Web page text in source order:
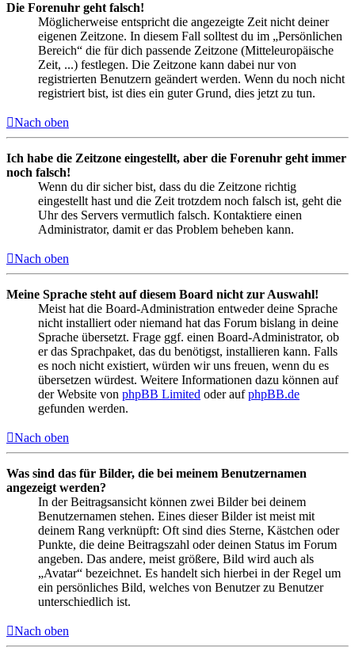
Die Forenuhr geht falsch!
Möglicherweise entspricht die angezeigte Zeit nicht deiner
eigenen Zeitzone. In diesem Fall solltest du im „Persönlichen
Bereich“ die für dich passende Zeitzone (Mitteleuropäische
Zeit, ...) festlegen. Die Zeitzone kann dabei nur von
registrierten Benutzern geändert werden. Wenn du noch nicht
registriert bist, ist dies ein guter Grund, dies jetzt zu tun.
Nach oben
Ich habe die Zeitzone eingestellt, aber die Forenuhr geht immer
noch falsch!
Wenn du dir sicher bist, dass du die Zeitzone richtig
eingestellt hast und die Zeit trotzdem noch falsch ist, geht die
Uhr des Servers vermutlich falsch. Kontaktiere einen
Administrator, damit er das Problem beheben kann.
Nach oben
Meine Sprache steht auf diesem Board nicht zur Auswahl!
Meist hat die Board-Administration entweder deine Sprache
nicht installiert oder niemand hat das Forum bislang in deine
Sprache übersetzt. Frage ggf. einen Board-Administrator, ob
er das Sprachpaket, das du benötigst, installieren kann. Falls
es noch nicht existiert, würden wir uns freuen, wenn du es
übersetzen würdest. Weitere Informationen dazu können auf
der Website von phpBB Limited oder aufphpBB.de
gefunden werden.
Nach oben
Was sind das für Bilder, die bei meinem Benutzernamen
angezeigt werden?
In der Beitragsansicht können zwei Bilder bei deinem
Benutzernamen stehen. Eines dieser Bilder ist meist mit
deinem Rang verknüpft: Oft sind dies Sterne, Kästchen oder
Punkte, die deine Beitragszahl oder deinen Status im Forum
angeben. Das andere, meist größere, Bild wird auch als
„Avatar“ bezeichnet. Es handelt sich hierbei in der Regel um
ein persönliches Bild, welches von Benutzer zu Benutzer
unterschiedlich ist.
Nach oben